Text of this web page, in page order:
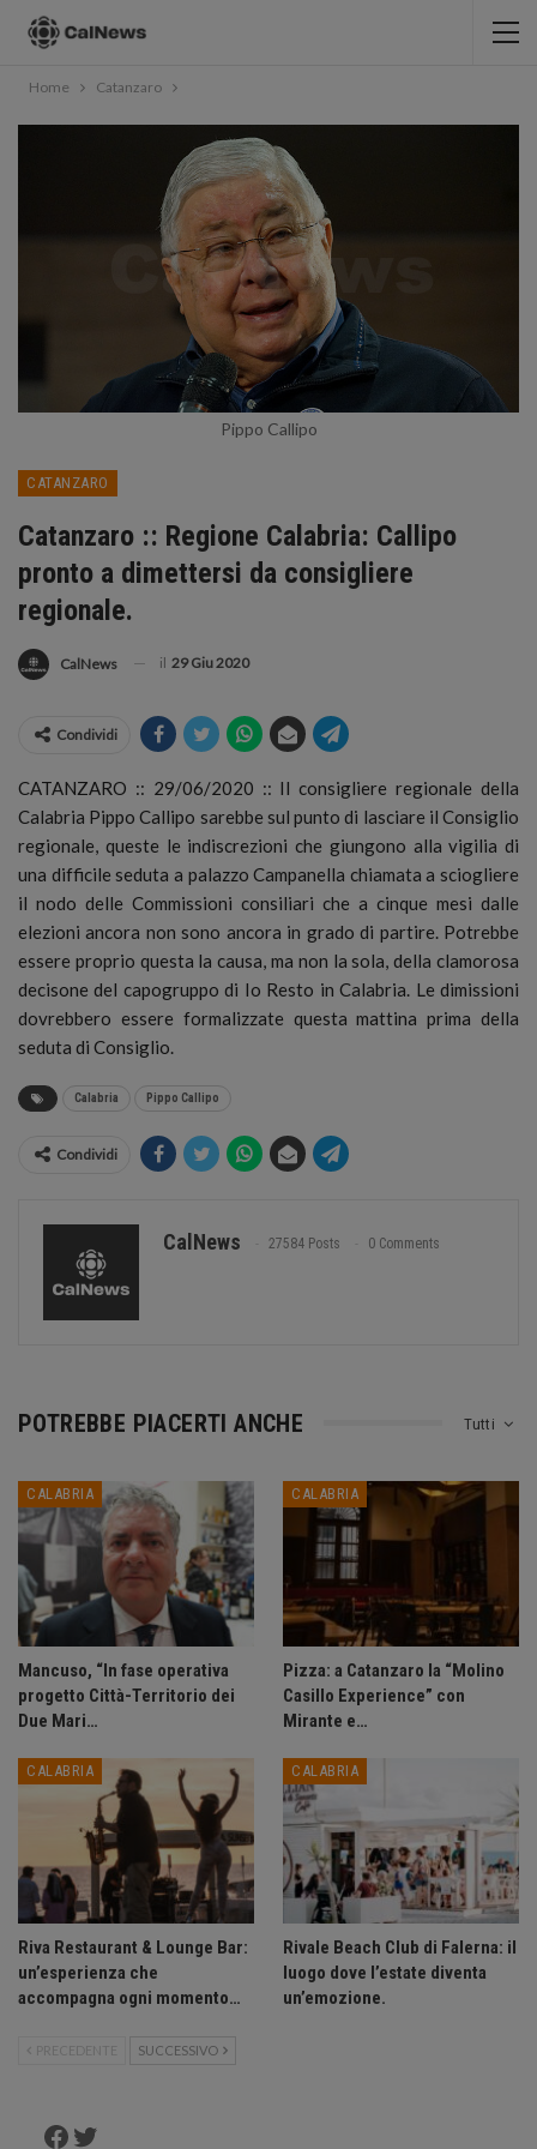
Home Catanzaro
Pippo Callipo
CATANZARO
Catanzaro :: Regione Calabria: Callipo
pronto a dimettersi da consigliere
regionale.
CalNews il 29 Giu 2020
Condividi
CATANZARO :: 29/06/2020 :: Il consigliere regionale della
Calabria Pippo Callipo sarebbe sul punto di lasciare il Consiglio
regionale, queste le indiscrezioni che giungono alla vigilia di
una difficile seduta a palazzo Campanella chiamata a sciogliere
il nodo delle Commissioni consiliari che a cinque mesi dalle
elezioni ancora non sono ancora in grado di partire. Potrebbe
essere proprio questa la causa, ma non la sola, della clamorosa
decisone del capogruppo di Io Resto in Calabria. Le dimissioni
dovrebbero essere formalizzate questa mattina prima della
seduta di Consiglio.
Calabria Pippo Callipo
Condividi
CalNews 27584 Posts 0 Comments
Tutti
POTREBBE PIACERTI ANCHE
CALABRIA
Mancuso, “In fase operativa
progetto Città-Territorio dei
Due Mari…
CALABRIA
Pizza: a Catanzaro la “Molino
Casillo Experience” con
Mirante e…
CALABRIA
Riva Restaurant & Lounge Bar:
un’esperienza che
accompagna ogni momento…
CALABRIA
Rivale Beach Club di Falerna: il
luogo dove l’estate diventa
un’emozione.
PRECEDENTE SUCCESSIVO
Facebook
Twitter